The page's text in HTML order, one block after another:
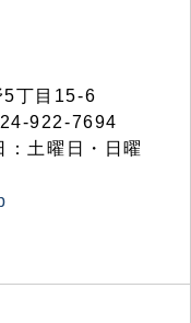
丁目15-6
922-7694
土曜日・日曜